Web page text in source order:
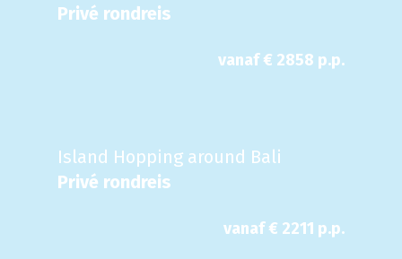
Privé rondreis
vanaf € 2858 p.p.
Island Hopping around Bali
Privé rondreis
vanaf € 2211 p.p.